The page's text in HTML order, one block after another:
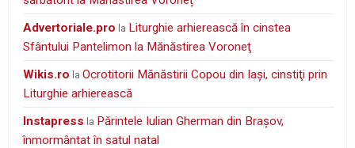
Advertoriale.pro la Liturghie arhierească în cinstea
Sfântului Pantelimon la Mănăstirea Voroneţ
wikis.ro laOcrotitorii Mănăstirii Copou din Iaşi, cinstiţi prin
Liturghie arhierească
Instapress la Părintele Iulian Gherman din Braşov,
înmormântat în satul natal